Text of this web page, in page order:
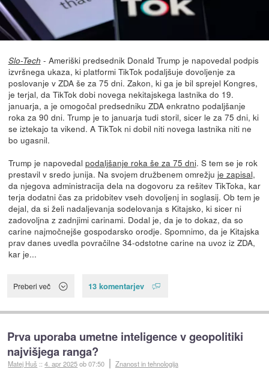
Slo-Tech - Ameriški predsednik Donald Trump je napovedal podpis
izvršnega ukaza, ki platformi TikTok podaljšuje dovoljenje za
poslovanje v ZDA še za 75 dni. Zakon, ki ga je bil sprejel Kongres,
je terjal, da TikTok dobi novega nekitajskega lastnika do 19.
januarja, a je omogočal predsedniku ZDA enkratno podaljšanje
roka za 90 dni. Trump je to januarja tudi storil, sicer le za 75 dni, ki
se iztekajo ta vikend. A TikTok ni dobil niti novega lastnika niti ne
bo ugasnil.
Trump je napovedal podaljšanje roka še za 75 dni. S tem se je rok
prestavil v sredo junija. Na svojem družbenem omrežju je zapisal,
da njegova administracija dela na dogovoru za rešitev TikToka, kar
terja dodatni čas za pridobitev vseh dovoljenj in soglasij. Ob tem je
dejal, da si želi nadaljevanja sodelovanja s Kitajsko, ki sicer ni
zadovoljna z zadnjimi carinami. Dodal je, da je to dokaz, da so
carine najmočnejše gospodarsko orodje. Spomnimo, da je Kitajska
prav danes uvedla povračilne 34-odstotne carine na uvoz iz ZDA,
kar je...
Preberi več 13 komentarjev
Prva uporaba umetne inteligence v geopolitiki
najvišjega ranga?
Matej Huš ::4. apr 2025ob 07:50 Znanost in tehnologija